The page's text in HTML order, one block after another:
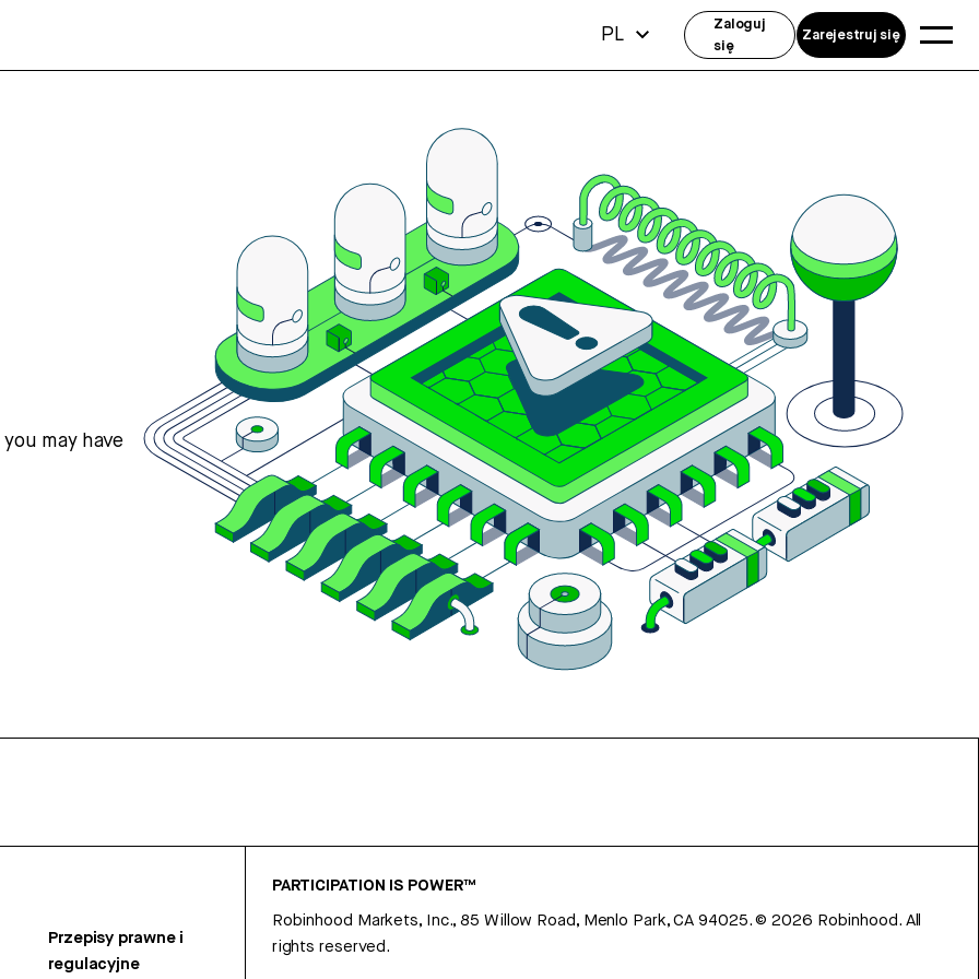
may have
Przepisy prawne i
regulacyjne
PARTICIPATION IS POWER™
Robinhood Markets, Inc., 85 Willow Road, Menlo Park, CA 94025.©2026 Robinhood. All
rights reserved.
PL
Zaloguj
się
Zarejestruj się